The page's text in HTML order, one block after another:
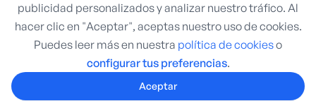
publicidad personalizados y analizar nuestro tráfico. Al
hacer clic en "Aceptar", aceptas nuestro uso de cookies.
Puedes leer más en nuestra política de cookieso
configurar tus preferencias.
Aceptar